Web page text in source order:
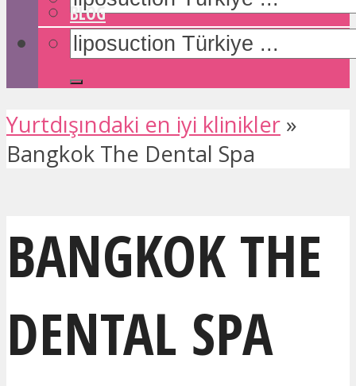
BLOG
Yurtdışındaki en iyi klinikler »
Bangkok The Dental Spa
BANGKOK THE
DENTAL SPA